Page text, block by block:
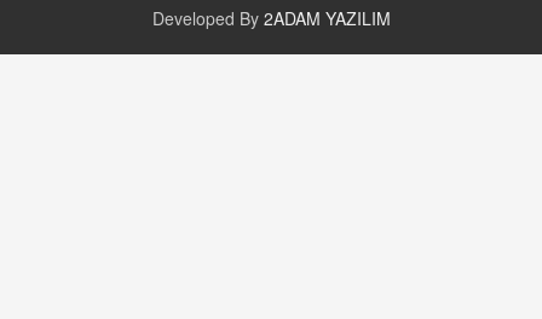
Developed By 2ADAM YAZILIM